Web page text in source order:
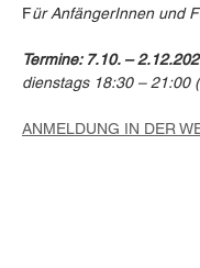
Für AnfängerInnen und
Termine: 7.10. –
dienstags 18:30 – 21:00
ANMELDUNG IN DER